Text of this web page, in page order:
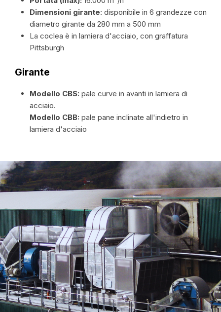
Dimensioni girante: disponibile in 6 grandezze con
diametro girante da 280 mm a 500 mm
La coclea è in lamiera d'acciaio, con graffatura
Pittsburgh
Girante
Modello CBS:pale curve in avanti in lamiera di
acciaio.
Modello CBB: pale pane inclinate all'indietro in
lamiera d'acciaio